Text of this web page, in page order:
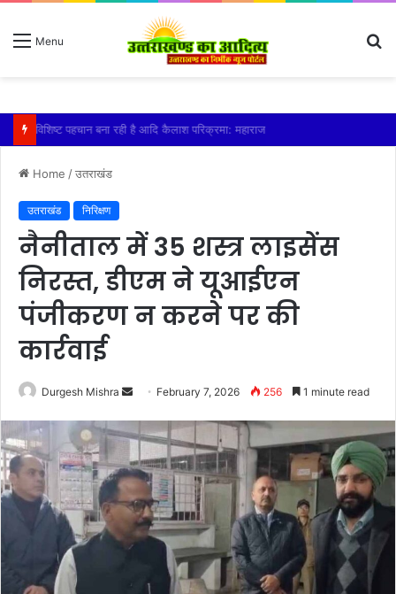
Menu
तेज बारिश से धर्मनगरी हरिद्वार हुई पानी-पानी
Home /उतराखंड
उतराखंड निरिक्षण
नैनीताल में 35 शस्त्र लाइसेंस
निरस्त, डीएम ने यूआईएन
पंजीकरण न करने पर की
कार्रवाई
Durgesh Mishra
Send
email
February 7, 2026 256 1 minute read